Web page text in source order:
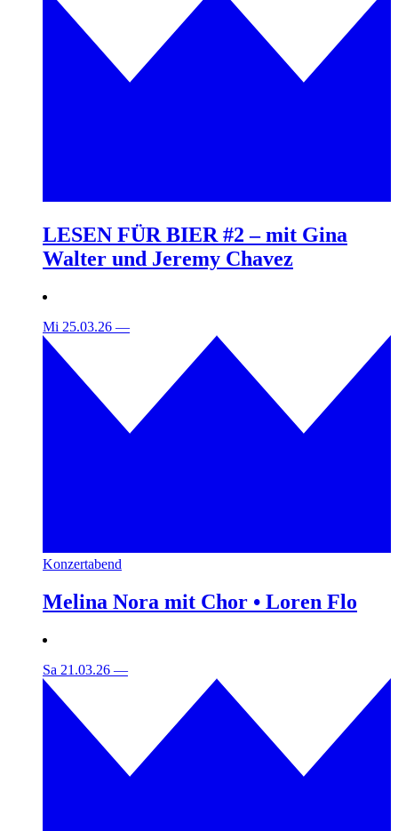
LESEN FÜR BIER #2 – mit Gina
Walter und Jeremy Chavez
Mi 25.03.26 —
Konzertabend
Melina Nora mit Chor • Loren Flo
Sa 21.03.26 —